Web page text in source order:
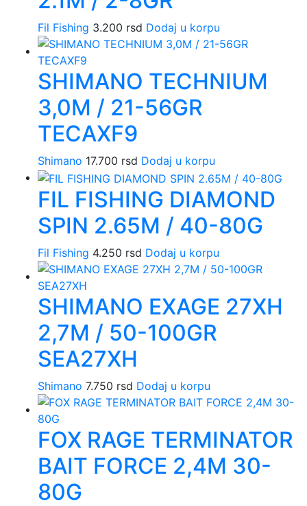
Fil Fishing 3.200 rsd Dodaj u korpu
SHIMANO TECHNIUM
3,0M / 21-56GR
TECAXF9
Shimano 17.700 rsd Dodaj u korpu
FIL FISHING DIAMOND
SPIN 2.65M / 40-80G
Fil Fishing 4.250 rsd Dodaj u korpu
SHIMANO EXAGE 27XH
2,7M / 50-100GR
SEA27XH
Shimano 7.750 rsd Dodaj u korpu
FOX RAGE TERMINATOR
BAIT FORCE 2,4M 30-
80G